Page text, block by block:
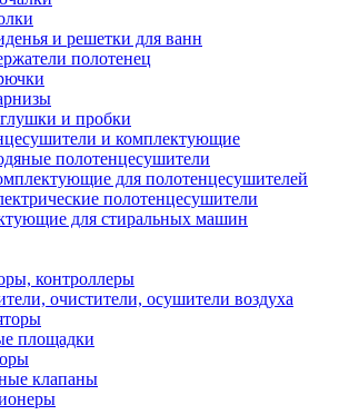
и решетки для ванн
полотенец
и пробки
и комплектующие
полотенцесушители
для полотенцесушителей
полотенцесушители
для стиральных машин
контроллеры
очистители, осушители воздуха
площадки
клапаны